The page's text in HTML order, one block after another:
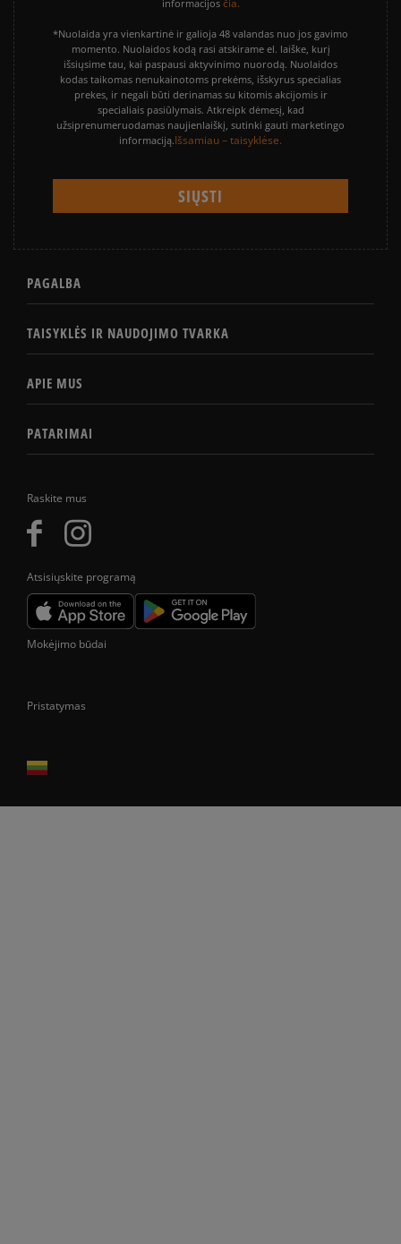
Raskite mus
Atsisiųskite programą
informacijos čia.
*Nuolaida yra vienkartinė ir galioja 48 valandas nuo jos gavimo
momento. Nuolaidos kodą rasi atskirame el. laiške, kurį
išsiųsime tau, kai paspausi aktyvinimo nuorodą. Nuolaidos
kodas taikomas nenukainotoms prekėms, išskyrus specialias
prekes, ir negali būti derinamas su kitomis akcijomis ir
specialiais pasiūlymais. Atkreipk dėmesį, kad
užsiprenumeruodamas naujienlaiškį, sutinki gauti marketingo
informaciją.Išsamiau – taisyklėse.
PAGALBA
TAISYKLĖS IR NAUDOJIMO TVARKA
APIE MUS
PATARIMAI
Mokėjimo būdai
Pristatymas